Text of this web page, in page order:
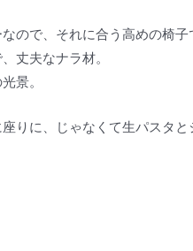
ので、それに合う高めの椅子
丈夫なナラ材。
景。
りに、じゃなくて生パスタ